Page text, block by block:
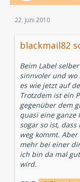
22. Juni 2010
blackmail82
Beim Label
sinnvoler und wo
es wie jetzt auf
Trotzdem ist ein
gegenüber dem
quasi eine ganze
sogar so ist,
weg kommt.
mehr bei einer
ich bin da mal
wird.